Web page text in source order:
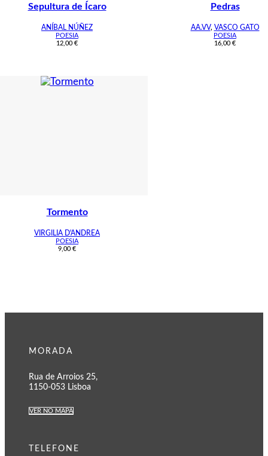
Sepultura de Ícaro
ANÍBAL NÚÑEZ
POESIA
12,00 €
Pedras
AA.VV, VASCO GATO
POESIA
16,00 €
Tormento
VIRGILIA D'ANDREA
POESIA
9,00 €
MORADA
Rua de Arroios 25,
1150-053 Lisboa
VER NO MAPA
TELEFONE